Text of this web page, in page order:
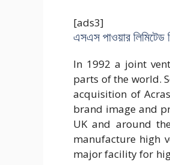
[ads3]
এসএস পাওয়ার লিমিটেড
In 1992 a joint
parts of the world.
acquisition of
brand image and
UK and around
manufacture high
major facility for